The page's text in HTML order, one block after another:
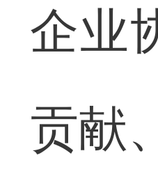
企业
贡献